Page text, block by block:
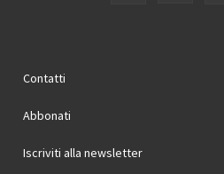
Contatti
Abbonati
Iscriviti alla newsletter